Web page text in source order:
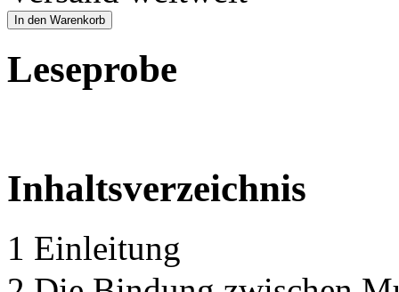
In den Warenkorb
Leseprobe
Inhaltsverzeichnis
1 Einleitung